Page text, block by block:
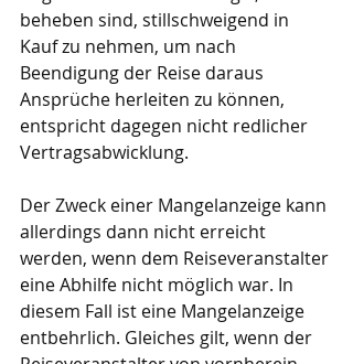
beheben sind, stillschweigend in
Kauf zu nehmen, um nach
Beendigung der Reise daraus
Ansprüche herleiten zu können,
entspricht dagegen nicht redlicher
Vertragsabwicklung.
Der Zweck einer Mangelanzeige kann
allerdings dann nicht erreicht
werden, wenn dem Reiseveranstalter
eine Abhilfe nicht möglich war. In
diesem Fall ist eine Mangelanzeige
entbehrlich. Gleiches gilt, wenn der